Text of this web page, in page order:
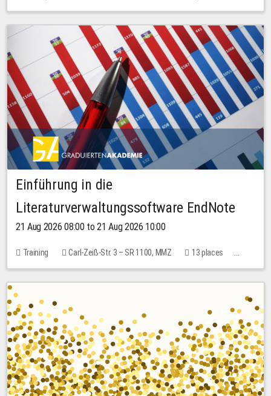
Einführung in die
Literaturverwaltungssoftware EndNote
21 Aug 2026 08:00 to 21 Aug 2026 10:00
Training Carl-Zeiß-Str. 3 – SR 1100, MMZ
13 places
10.00 EUR